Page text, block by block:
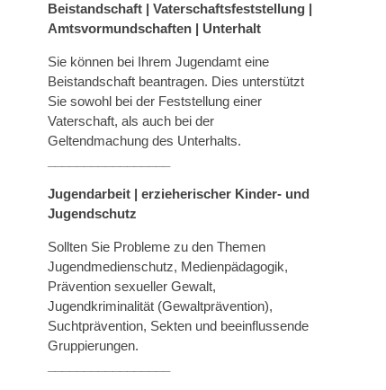
Beistandschaft | Vaterschaftsfeststellung |
Amtsvormundschaften | Unterhalt
Sie können bei Ihrem Jugendamt eine
Beistandschaft beantragen. Dies unterstützt
Sie sowohl bei der Feststellung einer
Vaterschaft, als auch bei der
Geltendmachung des Unterhalts.
Jugendarbeit | erzieherischer Kinder- und
Jugendschutz
Sollten Sie Probleme zu den Themen
Jugendmedienschutz, Medienpädagogik,
Prävention sexueller Gewalt,
Jugendkriminalität (Gewaltprävention),
Suchtprävention, Sekten und beeinflussende
Gruppierungen.